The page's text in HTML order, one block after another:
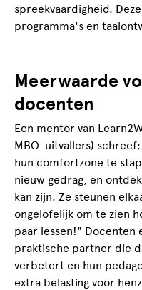
spreekvaardigheid.
programma's en
Meerwaarde
docenten
Een mentor van
MBO-uitvallers)
hun comfortzone te
nieuw gedrag, en
kan zijn. Ze steunen
ongelofelijk om te zien
paar lessen!" Docenten
praktische partner die
verbetert en hun
extra belasting voor